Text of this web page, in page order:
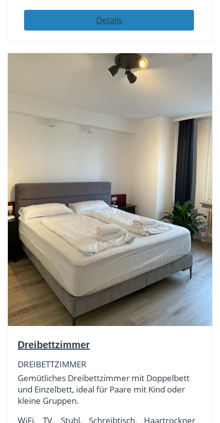
Details
Dreibettzimmer
DREIBETTZIMMER
Gemütliches Dreibettzimmer mit Doppelbett
und Einzelbett, ideal für Paare mit Kind oder
kleine Gruppen.
WiFi,
TV, Stuhl, Schreibtisch, Haartrockner